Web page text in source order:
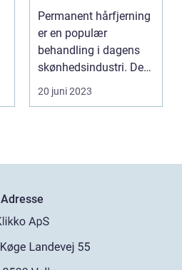
Permanent hårfjerning
er en populær
behandling i dagens
skønhedsindustri. De
fles...
20 juni 2023
Adresse